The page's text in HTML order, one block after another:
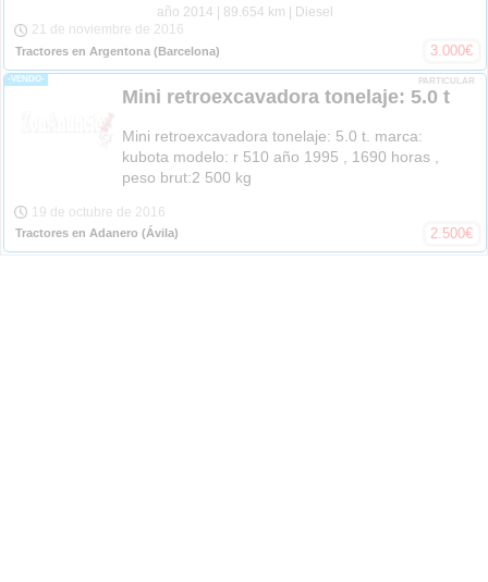
año 2014 | 89.654 km | Diesel
21 de noviembre de 2016
Tractores en Argentona (Barcelona) 3.000€
-VENDO- PARTICULAR
Mini retroexcavadora tonelaje: 5.0 t
Mini retroexcavadora tonelaje: 5.0 t. marca:
kubota modelo: r 510 año 1995 , 1690 horas ,
peso brut:2 500 kg
19 de octubre de 2016
Tractores en Adanero (Ávila) 2.500€